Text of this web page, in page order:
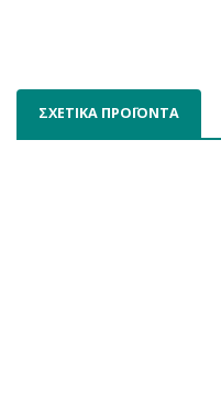
ΣΧΕΤΙΚΑ ΠΡΟΪΟΝΤΑ